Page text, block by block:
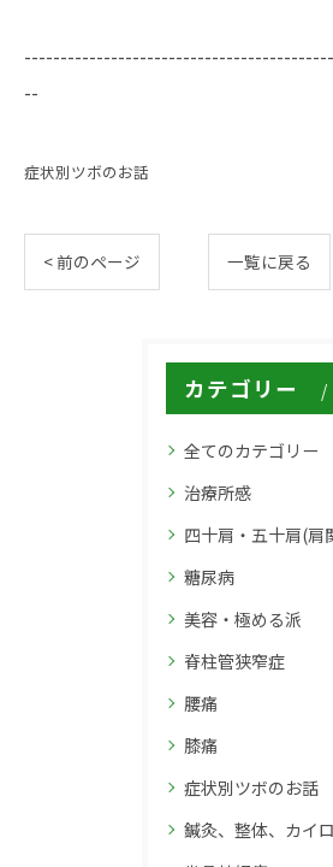
--
症状別ツボのお話
< 前のページ 一覧に戻る
カテゴリー
全てのカテゴリー
治療所感
四十肩・五十肩(肩
糖尿病
美容・極める派
脊柱管狭窄症
腰痛
膝痛
症状別ツボのお話
鍼灸、整体、カイロ